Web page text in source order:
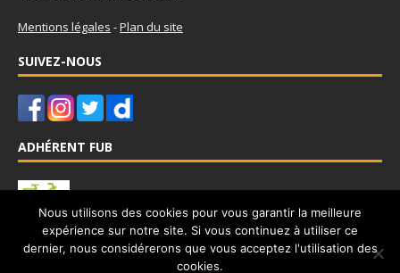
Mentions légales -Plan du site
SUIVEZ-NOUS
ADHÉRENT FUB
Tous à Vélo - Cholet Agglo est adhérent à la Fédération Française
des Usagers de la Bicyclettewww.fub.fr
Nous utilisons des cookies pour vous garantir la meilleure
expérience sur notre site. Si vous continuez à utiliser ce
dernier, nous considérerons que vous acceptez l'utilisation des
cookies.